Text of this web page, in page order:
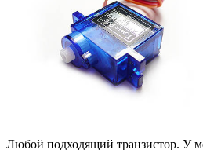
Любой подходящий транзистор. У